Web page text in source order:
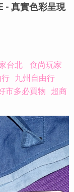
- 真實色彩呈現
台北
食尚玩家
九州自由行
市多必買物 超商